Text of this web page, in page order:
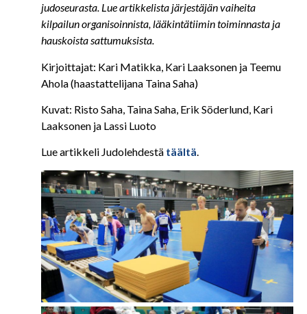
judoseurasta. Lue artikkelista järjestäjän vaiheita
kilpailun organisoinnista, lääkintätiimin toiminnasta ja
hauskoista sattumuksista.
Kirjoittajat: Kari Matikka, Kari Laaksonen ja Teemu
Ahola (haastattelijana Taina Saha)
Kuvat: Risto Saha, Taina Saha, Erik Söderlund, Kari
Laaksonen ja Lassi Luoto
Lue artikkeli Judolehdestä täältä.